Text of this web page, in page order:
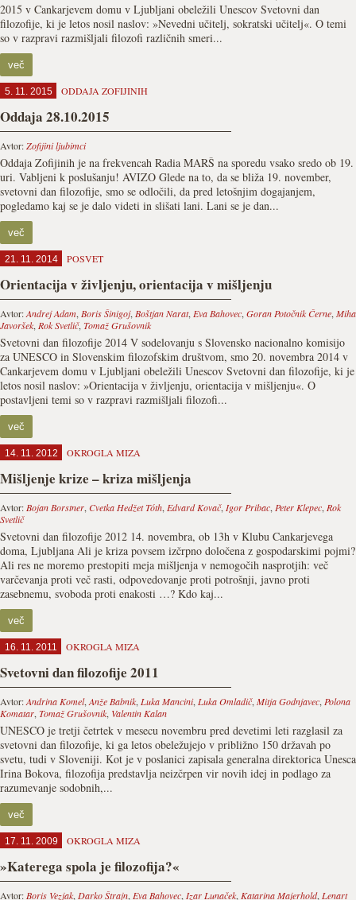
2015 v Cankarjevem domu v Ljubljani obeležili Unescov Svetovni dan
filozofije, ki je letos nosil naslov: »Nevedni učitelj, sokratski učitelj«. O temi
so v razpravi razmišljali filozofi različnih smeri...
več
5. 11. 2015 ODDAJA ZOFIJINIH
Oddaja 28.10.2015
Avtor:Zofijini ljubimci
Oddaja Zofijinih je na frekvencah Radia MARŠ na sporedu vsako sredo ob 19.
uri. Vabljeni k poslušanju! AVIZO Glede na to, da se bliža 19. november,
svetovni dan filozofije, smo se odločili, da pred letošnjim dogajanjem,
pogledamo kaj se je dalo videti in slišati lani. Lani se je dan...
več
21. 11. 2014 POSVET
Orientacija v življenju, orientacija v mišljenju
Avtor:Andrej Adam, Boris Šinigoj, Boštjan Narat, Eva Bahovec, Goran Potočnik Černe, Miha
Javoršek, Rok Svetlič, Tomaž Grušovnik
Svetovni dan filozofije 2014 V sodelovanju s Slovensko nacionalno komisijo
za UNESCO in Slovenskim filozofskim društvom, smo 20. novembra 2014 v
Cankarjevem domu v Ljubljani obeležili Unescov Svetovni dan filozofije, ki je
letos nosil naslov: »Orientacija v življenju, orientacija v mišljenju«. O
postavljeni temi so v razpravi razmišljali filozofi...
več
14. 11. 2012 OKROGLA MIZA
Mišljenje krize – kriza mišljenja
Avtor: Bojan Borstner, Cvetka Hedžet Tóth, Edvard Kovač, Igor Pribac, Peter Klepec, Rok
Svetlič
Svetovni dan filozofije 2012 14. novembra, ob 13h v Klubu Cankarjevega
doma, Ljubljana Ali je kriza povsem izčrpno določena z gospodarskimi pojmi?
Ali res ne moremo prestopiti meja mišljenja v nemogočih nasprotjih: več
varčevanja proti več rasti, odpovedovanje proti potrošnji, javno proti
zasebnemu, svoboda proti enakosti …? Kdo kaj...
več
16. 11. 2011 OKROGLA MIZA
Svetovni dan filozofije 2011
Avtor:Andrina Komel, Anže Babnik, Luka Mancini, Luka Omladič, Mitja Godnjavec, Polona
Komatar, Tomaž Grušovnik, Valentin Kalan
UNESCO je tretji četrtek v mesecu novembru pred devetimi leti razglasil za
svetovni dan filozofije, ki ga letos obeležujejo v približno 150 državah po
svetu, tudi v Sloveniji. Kot je v poslanici zapisala generalna direktorica Unesca
Irina Bokova, filozofija predstavlja neizčrpen vir novih idej in podlago za
razumevanje sodobnih,...
več
17. 11. 2009 OKROGLA MIZA
»Katerega spola je filozofija?«
Avtor: Boris Vezjak, Darko Štrajn, Eva Bahovec, Izar Lunaček, Katarina Majerhold, Lenart